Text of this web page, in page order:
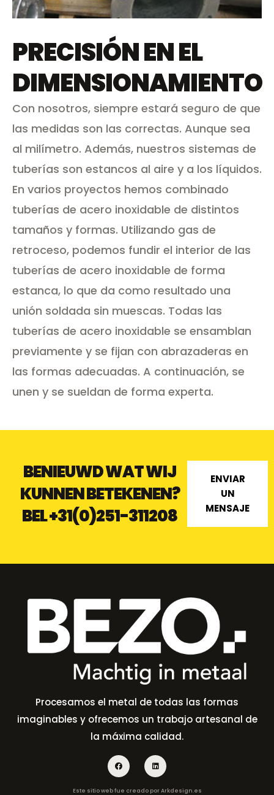
PRECISIÓN EN EL
DIMENSIONAMIENTO
Con nosotros, siempre estará seguro de que
las medidas son las correctas. Aunque sea
al milímetro. Además, nuestros sistemas de
tuberías son estancos al aire y a los líquidos.
En varios proyectos hemos combinado
tuberías de acero inoxidable de distintos
tamaños y formas. Utilizando gas de
retroceso, podemos fundir el interior de las
tuberías de acero inoxidable de forma
estanca, lo que da como resultado una
unión soldada sin muescas. Todas las
tuberías de acero inoxidable se ensamblan
previamente y se fijan con abrazaderas en
las formas adecuadas. A continuación, se
unen y se sueldan de forma experta.
BENIEUWD WAT WIJ
KUNNEN BETEKENEN?
BEL+31(0)251-311208
ENVIAR
UN
MENSAJE
Procesamos el metal de todas las formas
imaginables y ofrecemos un trabajo artesanal de
la máxima calidad.
Este sitio web fue creado porArkdesign.es